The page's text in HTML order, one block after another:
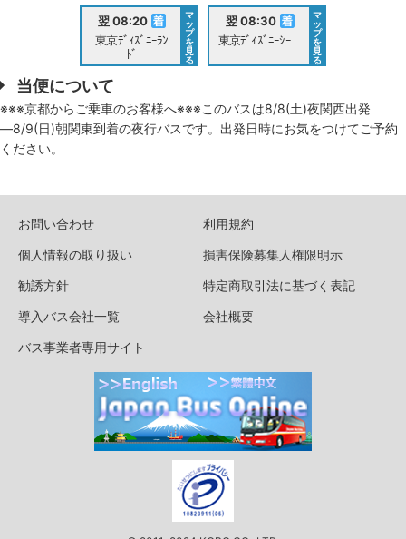
翌 08:20
東京ﾃﾞｨｽﾞﾆｰﾗﾝ
ﾄﾞ
マ
ッ
プ
を
見
る
翌 08:30
東京ﾃﾞｨｽﾞﾆｰｼｰ
マ
ッ
プ
を
見
る
当便について
※※※京都からご乗車のお客様へ※※※このバスは8/8(土)夜関西出発
―8/9(日)朝関東到着の夜行バスです。出発日時にお気をつけてご予約
ください。
お問い合わせ
利用規約
個人情報の取り扱い
損害保険募集人権限明示
勧誘方針
特定商取引法に基づく表記
導入バス会社一覧
会社概要
バス事業者専用サイト